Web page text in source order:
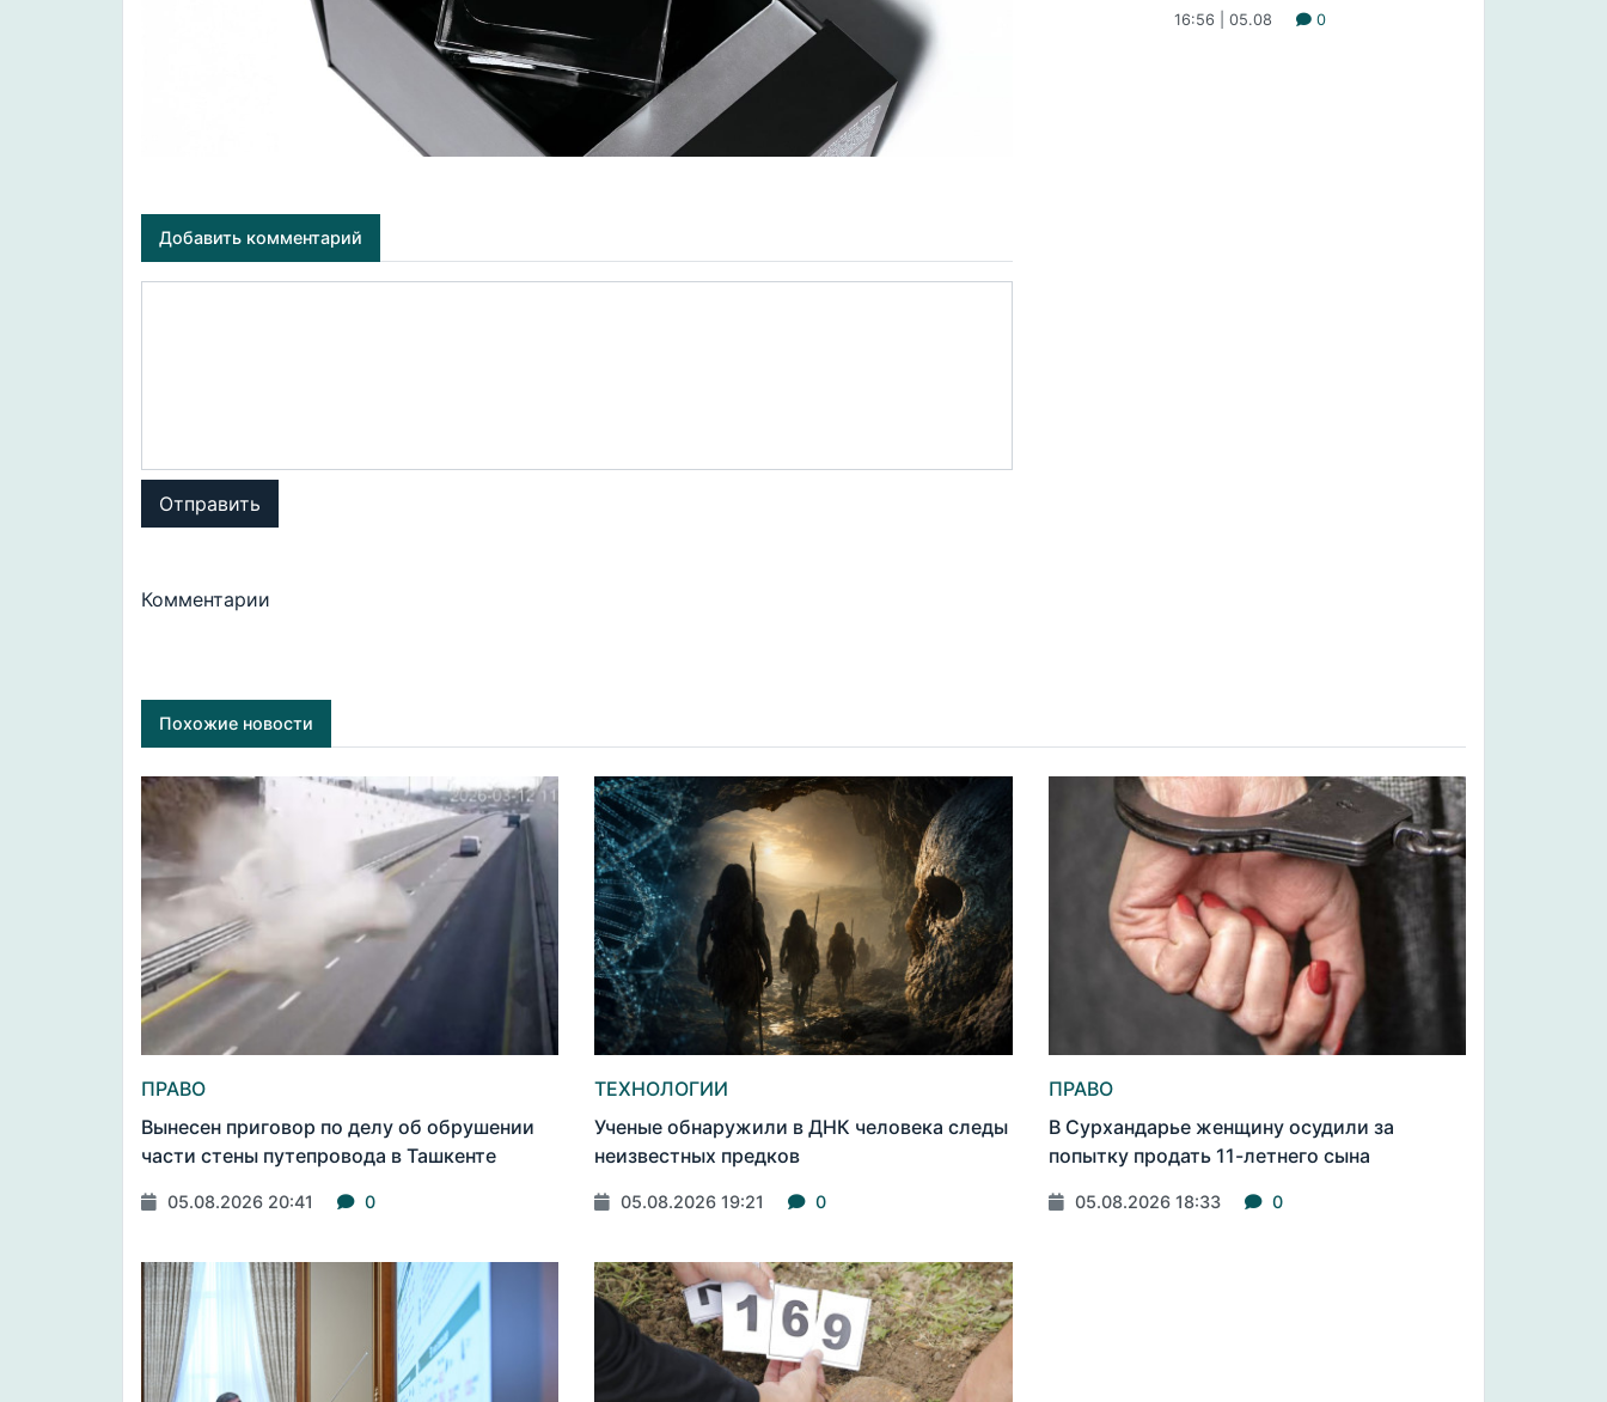
Добавить комментарий
Отправить
Комментарии
16:56 | 05.08 0
Похожие новости
ПРАВО
Вынесен приговор по делу об обрушении
части стены путепровода в Ташкенте
05.08.2026 20:41 0
ТЕХНОЛОГИИ
Ученые обнаружили в ДНК человека следы
неизвестных предков
05.08.2026 19:21 0
ПРАВО
В Сурхандарье женщину осудили за
попытку продать 11-летнего сына
05.08.2026 18:33 0